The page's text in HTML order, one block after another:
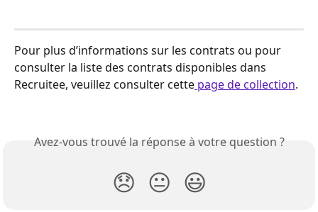
Pour plus d’informations sur les contrats ou pour
consulter la liste des contrats disponibles dans
Recruitee, veuillez consulter cette page de collection.
Avez-vous trouvé la réponse à votre question ?
😞 😐 😃